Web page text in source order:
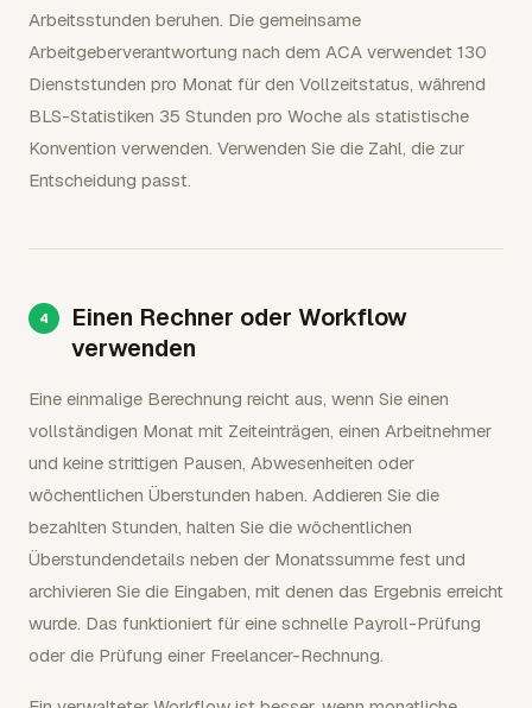
Arbeitsstunden beruhen. Die gemeinsame
Arbeitgeberverantwortung nach dem ACA verwendet 130
Dienststunden pro Monat für den Vollzeitstatus, während
BLS-Statistiken 35 Stunden pro Woche als statistische
Konvention verwenden. Verwenden Sie die Zahl, die zur
Entscheidung passt.
Einen Rechner oder Workflow
verwenden
Eine einmalige Berechnung reicht aus, wenn Sie einen
vollständigen Monat mit Zeiteinträgen, einen Arbeitnehmer
und keine strittigen Pausen, Abwesenheiten oder
wöchentlichen Überstunden haben. Addieren Sie die
bezahlten Stunden, halten Sie die wöchentlichen
Überstundendetails neben der Monatssumme fest und
archivieren Sie die Eingaben, mit denen das Ergebnis erreicht
wurde. Das funktioniert für eine schnelle Payroll-Prüfung
oder die Prüfung einer Freelancer-Rechnung.